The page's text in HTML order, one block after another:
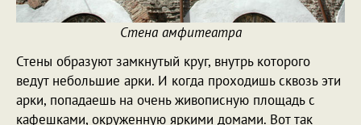
Стена амфитеатра
Стены образуют замкнутый круг, внутрь которого
ведут небольшие арки. И когда проходишь сквозь эти
арки, попадаешь на очень живописную площадь с
кафешками, окруженную яркими домами. Вот так